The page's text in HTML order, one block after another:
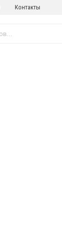
Контакты